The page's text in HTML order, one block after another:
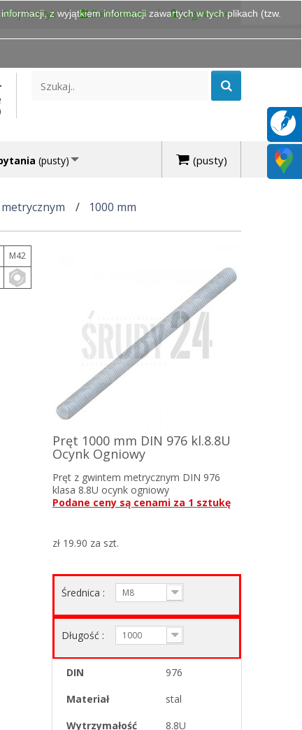
Mój Koszyk Zamówienie Logowanie
(pusty)
(pusty)
1000 mm
M42
Pręt 1000 mm DIN 976 kl.8.8U
Ocynk Ogniowy
Pręt z gwintem metrycznym DIN 976
klasa 8.8U ocynk ogniowy
Podane ceny są cenami za 1 sztukę
zł 19.90 za szt.
Średnica : M8
Długość : 1000
DIN
976
Materiał
stal
Wytrzymałość
8.8U
z wyjątkiem informacji zawartych w tych plikach (tzw.